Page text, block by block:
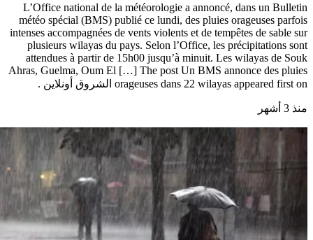
L’Office national de la météorologie a annoncé, dans un Bulletin
météo spécial (BMS) publié ce lundi, des pluies orageuses parfois
intenses accompagnées de vents violents et de tempêtes de sable sur
plusieurs wilayas du pays. Selon l’Office, les précipitations sont
attendues à partir de 15h00 jusqu’à minuit. Les wilayas de Souk
Ahras, Guelma, Oum El […] The post Un BMS annonce des pluies
orageuses dans 22 wilayas appeared first on الشروق أونلاين .
منذ 3 أشهر